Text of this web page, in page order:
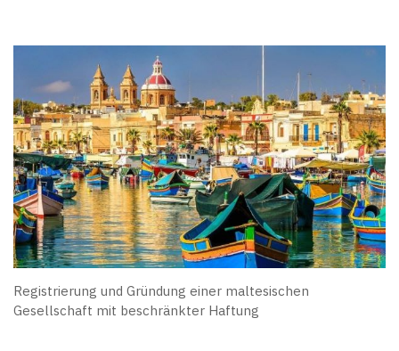
Registrierung und Gründung einer maltesischen
Gesellschaft mit beschränkter Haftung